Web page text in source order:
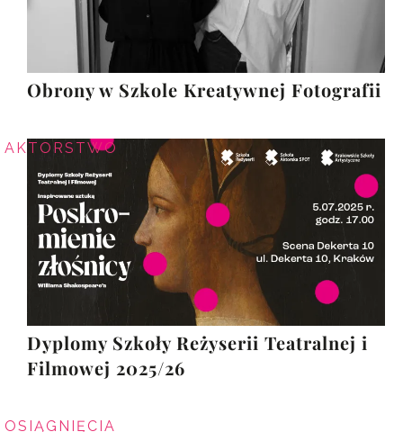
Obrony w Szkole Kreatywnej Fotografii
AKTORSTWO
Dyplomy Szkoły Reżyserii Teatralnej i
Filmowej 2025/26
OSIĄGNIĘCIA